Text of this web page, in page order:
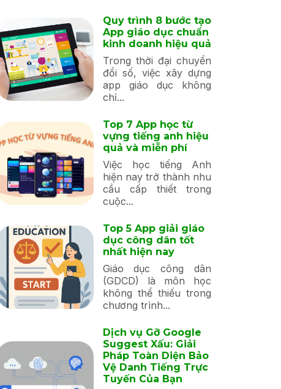
Quy trình 8 bước tạo
App giáo dục chuẩn
kinh doanh hiệu quả
Trong thời đại chuyển
đổi số, việc xây dựng
app giáo dục không
chỉ...
Top 7 App học từ
vựng tiếng anh hiệu
quả và miễn phí
Việc học tiếng Anh
hiện nay trở thành nhu
cầu cấp thiết trong
cuộc...
Top 5 App giải giáo
dục công dân tốt
nhất hiện nay
Giáo dục công dân
(GDCD) là môn học
không thể thiếu trong
chương trình...
Dịch vụ Gỡ Google
Suggest Xấu: Giải
Pháp Toàn Diện Bảo
Vệ Danh Tiếng Trực
Tuyến Của Bạn